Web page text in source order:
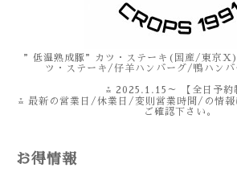
”低温熟成豚”カツ・ステーキ(国産/東京
ツ・ステーキ/仔羊ハンバーグ/鴨ハン
⁂ 2025.1.15～ 【全日予約
⁂ 最新の営業日/休業日/変則営業時間/の情
ご確認下さい。
お得情報